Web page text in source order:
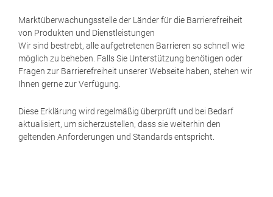
Marktüberwachungsstelle der Länder für die Barrierefreiheit
von Produkten und Dienstleistungen
Wir sind bestrebt, alle aufgetretenen Barrieren so schnell wie
möglich zu beheben. Falls Sie Unterstützung benötigen oder
Fragen zur Barrierefreiheit unserer Webseite haben, stehen wir
Ihnen gerne zur Verfügung.
Diese Erklärung wird regelmäßig überprüft und bei Bedarf
aktualisiert, um sicherzustellen, dass sie weiterhin den
geltenden Anforderungen und Standards entspricht.